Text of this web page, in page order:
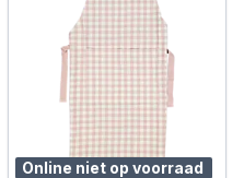
Online niet op voorraad